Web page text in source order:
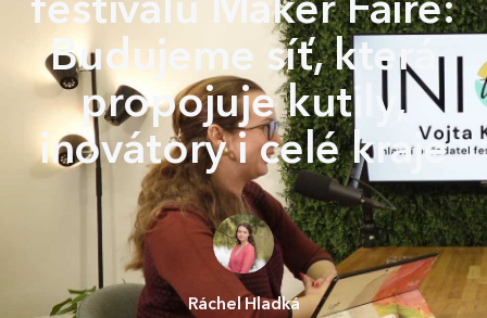
Budujeme síť, která
propojuje kutily,
inovátory i celé kraje
Ráchel Hladká